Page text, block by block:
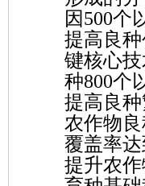
因500个
提高良
键核心
种800个
提高良
农作物
覆盖率达
提升农